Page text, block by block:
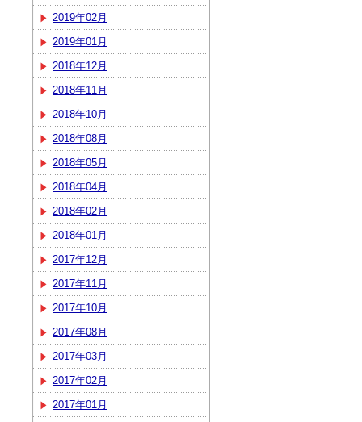
2019年02月
2019年01月
2018年12月
2018年11月
2018年10月
2018年08月
2018年05月
2018年04月
2018年02月
2018年01月
2017年12月
2017年11月
2017年10月
2017年08月
2017年03月
2017年02月
2017年01月